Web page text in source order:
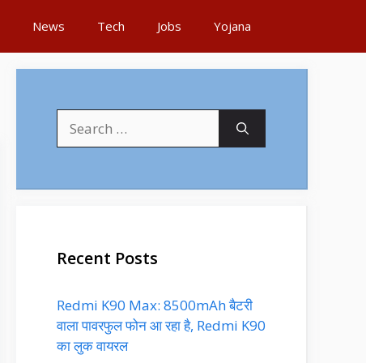
News Tech Jobs Yojana
for:
Recent Posts
Redmi K90 Max: 8500mAh बैटरी
वाला पावरफुल फोन आ रहा है, Redmi K90
का लुक वायरल